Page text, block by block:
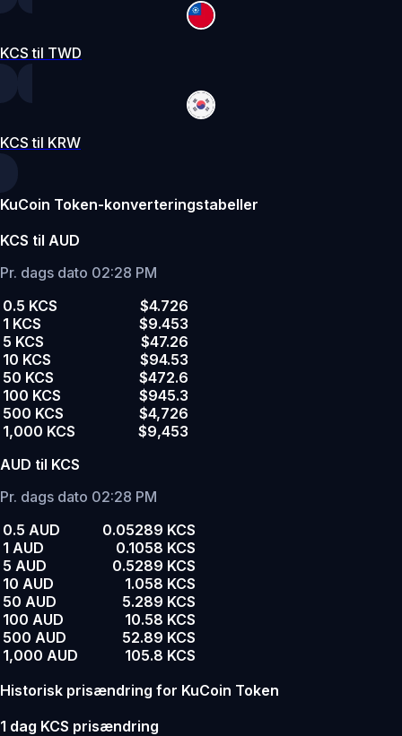
KCS til TWD
KCS til KRW
KuCoin Token-konverteringstabeller
KCS til AUD
Pr. dags dato 02:28 PM
0.5 KCS
$4.726
1 KCS
$9.453
5 KCS
$47.26
10 KCS
$94.53
50 KCS
$472.6
100 KCS
$945.3
500 KCS
$4,726
1,000 KCS
$9,453
AUD til KCS
Pr. dags dato 02:28 PM
0.5 AUD
0.05289 KCS
1 AUD
0.1058 KCS
5 AUD
0.5289 KCS
10 AUD
1.058 KCS
50 AUD
5.289 KCS
100 AUD
10.58 KCS
500 AUD
52.89 KCS
1,000 AUD
105.8 KCS
Historisk prisændring for KuCoin Token
1 dag KCS prisændring